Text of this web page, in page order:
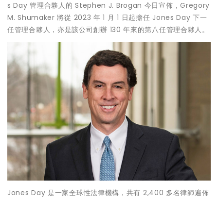
s Day 管理合夥人的 Stephen J. Brogan 今日宣佈，Gregory
M. Shumaker 將從 2023年 1 月 1 日起擔任 Jones Day 下一
任管理合夥人，亦是該公司創辦 130年來的第八任管理合夥人。
Jones Day 是一家全球性法律機構，共有 2,400 多名律師遍佈